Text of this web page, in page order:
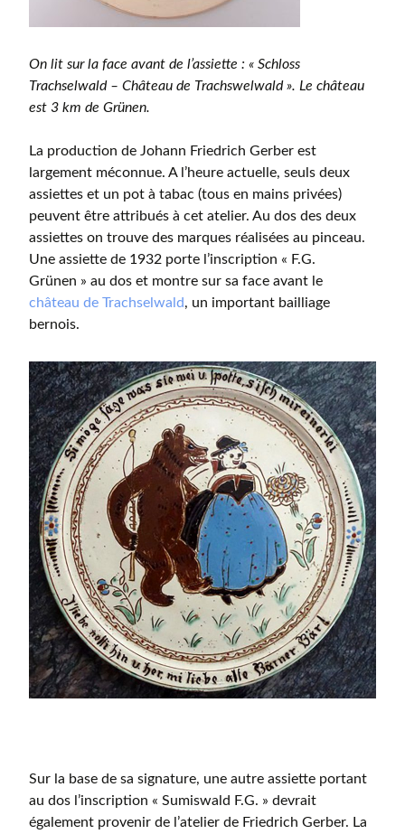
On lit sur la face avant de l’assiette : « Schloss
Trachselwald – Château de Trachswelwald ». Le château
est 3 km de Grünen.
La production de Johann Friedrich Gerber est
largement méconnue. A l’heure actuelle, seuls deux
assiettes et un pot à tabac (tous en mains privées)
peuvent être attribués à cet atelier. Au dos des deux
assiettes on trouve des marques réalisées au pinceau.
Une assiette de 1932 porte l’inscription « F.G.
Grünen » au dos et montre sur sa face avant le
château de Trachselwald, un important bailliage
bernois.
Sur la base de sa signature, une autre assiette portant
au dos l’inscription « Sumiswald F.G. » devrait
également provenir de l’atelier de Friedrich Gerber. La